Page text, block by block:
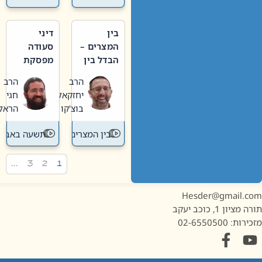
בין
המצרים –
הבדל בין
חדשה
לישנה
הרב
יחזקאל
בוצ'קו
בין המצרים
דיני
סעודה
מפסקת
תשעה
באב
הרב
חגי
הראל
תשעה באב
1, כוכב יעקב
02-6550500